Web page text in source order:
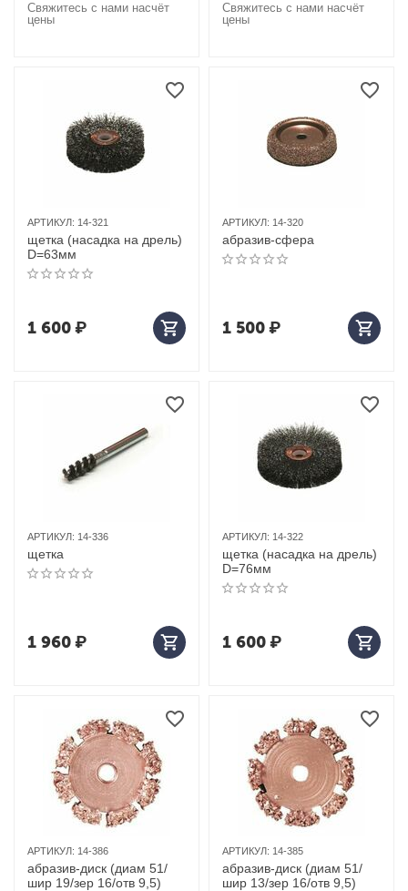
Свяжитесь с нами насчёт
цены
Свяжитесь с нами насчёт
цены
АРТИКУЛ: 14-321
щетка (насадка на дрель)
D=63мм
1 600₽
АРТИКУЛ: 14-320
абразив-сфера
1 500₽
АРТИКУЛ: 14-336
щетка
1 960₽
АРТИКУЛ: 14-322
щетка (насадка на дрель)
D=76мм
1 600₽
АРТИКУЛ: 14-386
абразив-диск (диам 51/
шир 19/зер 16/отв 9,5)
АРТИКУЛ: 14-385
абразив-диск (диам 51/
шир 13/зер 16/отв 9,5)